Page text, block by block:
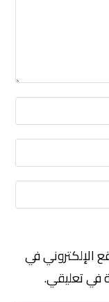
الإلكتروني في
في تعليقي.